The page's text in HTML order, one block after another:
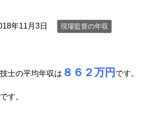
年11月3日 現場監督の年収
士の平均年収は ８６２万円 です。
す。